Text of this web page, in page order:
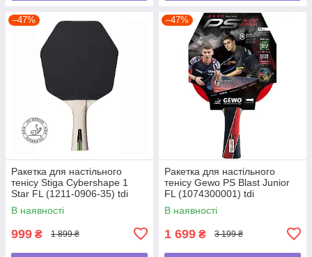
–47%
Ракетка для настільного
тенісу Stiga Cybershape 1
Star FL (1211-0906-35) tdi
В наявності
999 ₴ 1 899 ₴
–47%
Ракетка для настільного
тенісу Gewo PS Blast Junior
FL (1074300001) tdi
В наявності
1 699 ₴ 3 199 ₴